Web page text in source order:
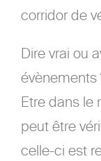
corridor de
Dire vrai ou
évènements
Etre dans le
peut être
celle-ci est